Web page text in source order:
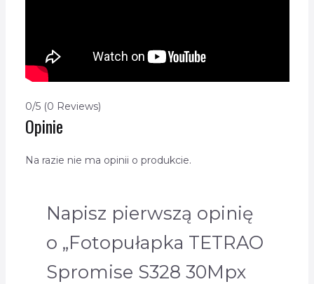
0/5 (0 Reviews)
Opinie
Na razie nie ma opinii o produkcie.
Napisz pierwszą opinię
o „Fotopułapka TETRAO
Spromise S328 30Mpx